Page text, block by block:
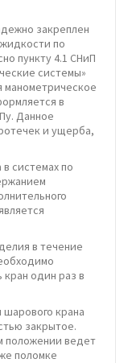
закреплен
по
пункту 4.1 СНиП
системы»
манометрическое
в
Данное
и ущерба,
системах по
в течение
один раз в
крана
закрытое.
положении ведет
поломке